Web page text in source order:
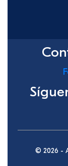
© 2026 -